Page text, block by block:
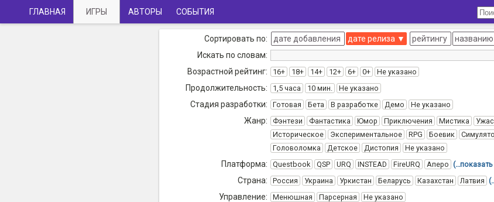
ГЛАВНАЯ ИГРЫ АВТОРЫ СОБЫТИЯ
Сортировать по: дате добавления дате релиза ▼ рейтингу
названию
Искать по словам:
Возрастной рейтинг:
16+ 18+ 14+ 12+ 6+ 0+ Не указано
Продолжительность: 1,5 часа 10 мин. Не указано
Стадия разработки: Готовая Бета В разработке Демо Не указано
Жанр: Фэнтези Фантастика Юмор Приключения Мистика
Историческое
Экспериментальное RPG Боевик
Головоломка
Детское Дистопия Не указано
Платформа: Questbook QSP URQ INSTEAD FireURQ Аперо (…показать
Страна: Россия Украина Уркистан Беларусь Казахстан Латвия
Управление: Менюшная Парсерная Не указано